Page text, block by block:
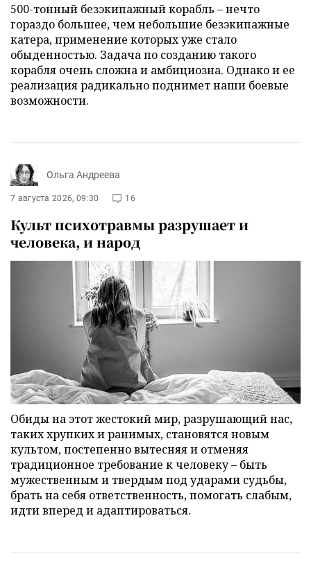
500-тонный безэкипажный корабль – нечто
гораздо большее, чем небольшие безэкипажные
катера, применение которых уже стало
обыденностью. Задача по созданию такого
корабля очень сложна и амбициозна. Однако и ее
реализация радикально поднимет наши боевые
возможности.
Ольга Андреева
7 августа 2026, 09:30 16
Культ психотравмы разрушает и
человека, и народ
Обиды на этот жестокий мир, разрушающий нас,
таких хрупких и ранимых, становятся новым
культом, постепенно вытесняя и отменяя
традиционное требование к человеку – быть
мужественным и твердым под ударами судьбы,
брать на себя ответственность, помогать слабым,
идти вперед и адаптироваться.